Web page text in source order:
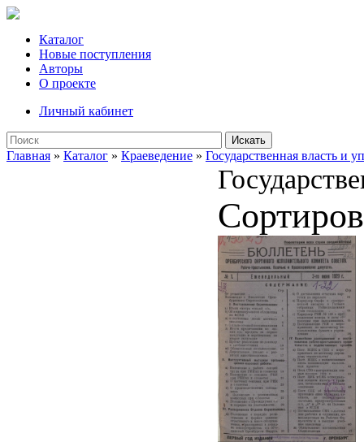
Каталог
Новые поступления
Авторы
О проекте
Личный кабинет
Искать
Главная » Каталог » Краеведение » Государственная власть и